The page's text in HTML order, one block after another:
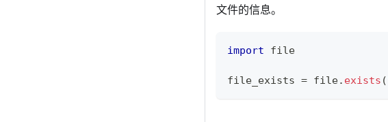
文件的信息。
import file
file_exists = file. exists (